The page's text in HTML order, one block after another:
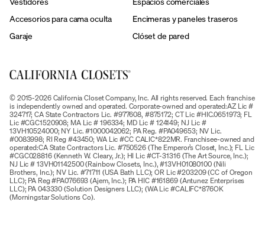
Accesorios para cama oculta
Encimeras y paneles traseros
Garaje
Clóset de pared
© 2015-2026 California Closet Company, Inc. All rights reserved. Each franchise
is independently owned and operated. Corporate-owned and operated:AZ Lic #
324717; CA State Contractors Lic. #977608, #875172; CT Lic #HIC.0651973; FL
Lic #CGC1520908; MA Lic # 196334; MD Lic # 124149; NJ Lic #
13VH10524000; NY Lic. #1000042062; PA Reg. #PA049653; NV Lic.
#0083998; RI Reg #43450; WA Lic #CC CALIC*822MR. Franchisee-owned and
operated:CA State Contractors Lic. #750526 (The Emperor’s Closet, Inc.); FL Lic
#CGC028816 (Kenneth W. Cleary, Jr.); HI Lic #CT-31316 (The Art Source, Inc.);
NJ Lic # 13VH01142500 (Rainbow Closets, Inc.), #13VH01080100 (Nili
Brothers, Inc.); NV Lic. #71711 (USA Bath LLC); OR Lic #203209 (CC of Oregon
LLC); PA Reg #PA076693 (Ajem, Inc.); PA HIC #161869 (Antunez Enterprises
LLC); PA 043330 (Solution Designers LLC); (WA Lic #CALIFC*876OK
(Morningstar Solutions Co).